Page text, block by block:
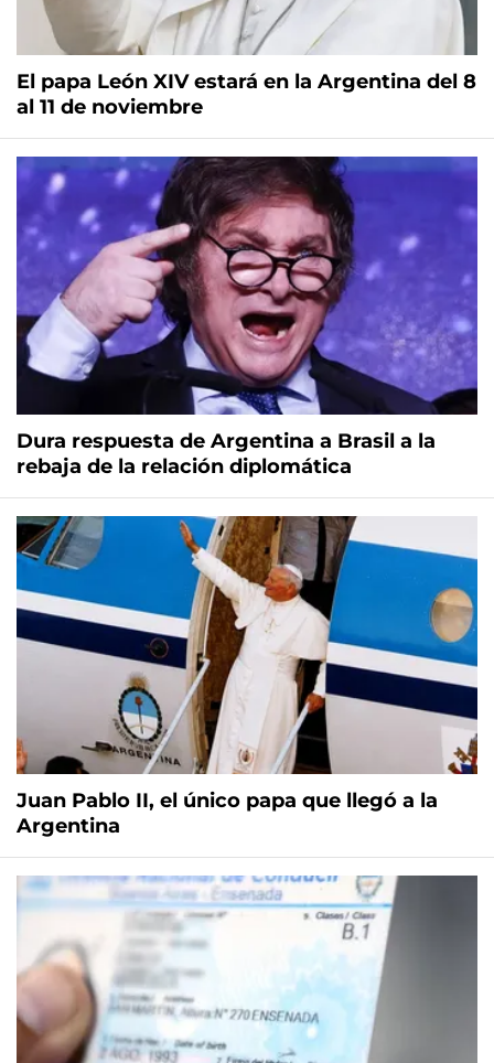
El papa León XIV estará en la Argentina del 8
al 11 de noviembre
Dura respuesta de Argentina a Brasil a la
rebaja de la relación diplomática
Juan Pablo II, el único papa que llegó a la
Argentina